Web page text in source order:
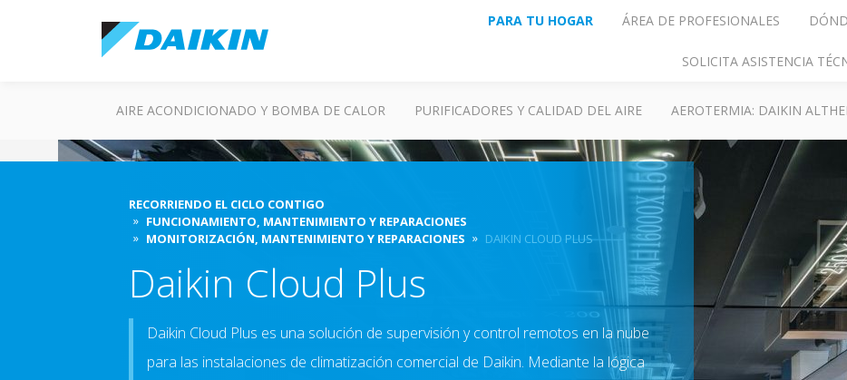
PARA TU HOGAR ÁREA DE PROFESIONALES
SOLICITA ASISTENCIA
AIRE ACONDICIONADO Y BOMBA DE CALOR PURIFICADORES Y CALIDAD DEL AIRE AEROTERMIA: DAIKIN
RECORRIENDO EL CICLO CONTIGO
FUNCIONAMIENTO, MANTENIMIENTO Y REPARACIONES
MONITORIZACIÓN, MANTENIMIENTO Y REPARACIONES
DAIKIN CLOUD PLUS
Daikin Cloud Plus
Daikin Cloud Plus es una solución de supervisión y control remotos en la nube
para las instalaciones de climatización comercial de Daikin. Mediante la lógica